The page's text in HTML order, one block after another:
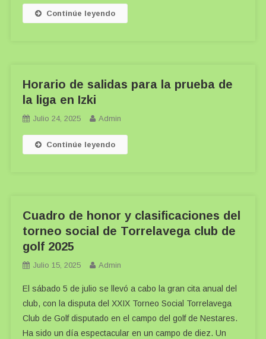
Continúe leyendo
Horario de salidas para la prueba de
la liga en Izki
Julio 24, 2025 Admin
Continúe leyendo
Cuadro de honor y clasificaciones del
torneo social de Torrelavega club de
golf 2025
Julio 15, 2025 Admin
El sábado 5 de julio se llevó a cabo la gran cita anual del
club, con la disputa del XXIX Torneo Social Torrelavega
Club de Golf disputado en el campo del golf de Nestares.
Ha sido un día espectacular en un campo de diez. Un